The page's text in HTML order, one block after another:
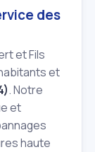
des
et Fils
et
. Notre
et
haute